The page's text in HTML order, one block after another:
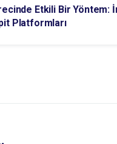
Etkili Bir Yöntem:
Platformları